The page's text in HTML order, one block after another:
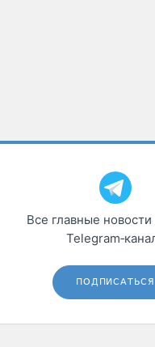
Все главные
ПОДПИСАТЬСЯ